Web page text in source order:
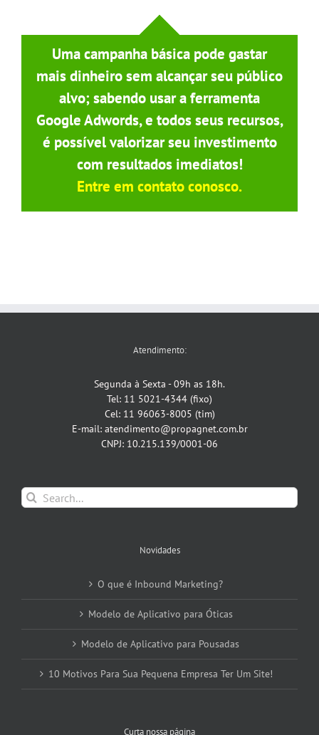
Uma campanha básica pode gastar
mais dinheiro sem alcançar seu público
alvo; sabendo usar a ferramenta
Google Adwords, e todos seus recursos,
é possível valorizar seu investimento
com resultados imediatos!
Entre em contato conosco.
Atendimento:
Segunda à Sexta - 09h as 18h.
Tel: 11 5021-4344 (fixo)
Cel: 11 96063-8005 (tim)
E-mail: atendimento@propagnet.com.br
CNPJ: 10.215.139/0001-06
Search
for:
Novidades
O que é Inbound Marketing?
Modelo de Aplicativo para Óticas
Modelo de Aplicativo para Pousadas
10 Motivos Para Sua Pequena Empresa Ter Um Site!
Curta nossa página